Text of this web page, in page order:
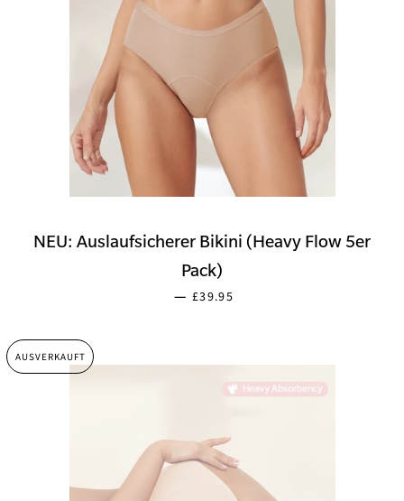
NEU: Auslaufsicherer Bikini (Heavy Flow 5er
Pack)
— SONDERPREIS
£39.95
AUSVERKAUFT